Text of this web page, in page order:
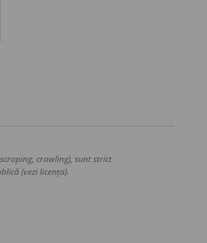
crawling), sunt strict
(vezi licența).